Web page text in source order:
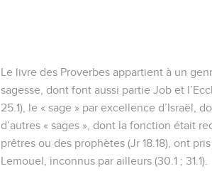
Le livre des Proverbes appartient à un
sagesse, dont font aussi partie Job et
25.1), le « sage » par excellence d’Israël,
d’autres « sages », dont la fonction était
prêtres ou des prophètes (Jr 18.18), ont
Lemouel, inconnus par ailleurs (30.1 ; 31.1).